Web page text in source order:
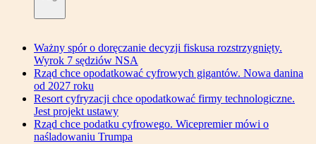
Ważny spór o doręczanie decyzji fiskusa rozstrzygnięty.
Wyrok 7 sędziów NSA
Rząd chce opodatkować cyfrowych gigantów. Nowa danina
od 2027 roku
Resort cyfryzacji chce opodatkować firmy technologiczne.
Jest projekt ustawy
Rząd chce podatku cyfrowego. Wicepremier mówi o
naśladowaniu Trumpa